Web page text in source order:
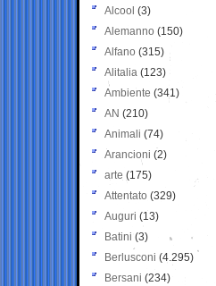
Alcool (3)
Alemanno (150)
Alfano (315)
Alitalia (123)
Ambiente (341)
AN (210)
Animali (74)
Arancioni (2)
arte (175)
Attentato (329)
Auguri (13)
Batini (3)
Berlusconi (4.295)
Bersani (234)